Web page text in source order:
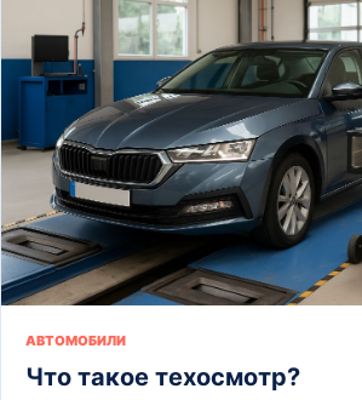
АВТОМОБИЛИ
Что такое техосмотр?